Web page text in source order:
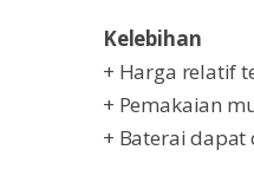
Kelebihan
+ Harga relatif
+ Pemakaian
+ Baterai dapat